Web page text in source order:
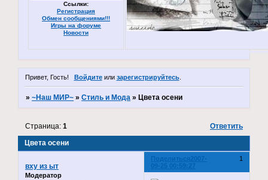
Ссылки:
Регистрация
Обмен сообщениями!!!
Игры на форуме
Новости
Привет, Гость! Войдитеили зарегистрируйтесь.
»~Наш МИР~ »Стиль и Мода » Цвета осени
Цвета осени
Страница:1 Ответить
Поделиться 1
2007-
09-25 00:59:27
вху из ыт
Модератор